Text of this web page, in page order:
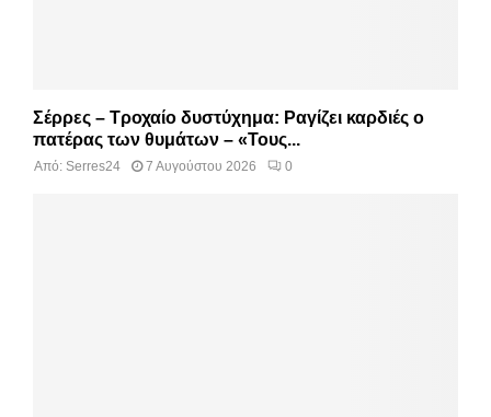
Σέρρες – Τροχαίο δυστύχημα: Ραγίζει καρδιές ο
πατέρας των θυμάτων – «Τους...
Από: Serres24 7 Αυγούστου 2026 0